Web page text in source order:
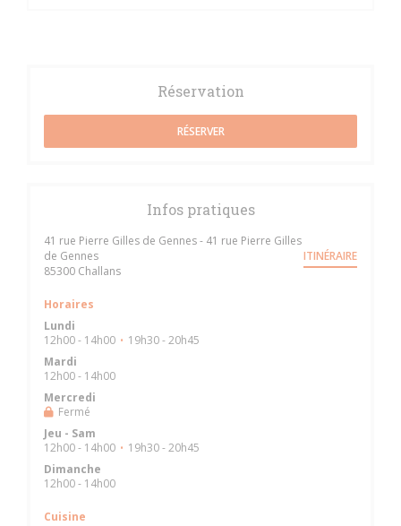
Réservation
RÉSERVER
Infos pratiques
41 rue Pierre Gilles de Gennes - 41 rue Pierre Gilles
de Gennes
85300 Challans((ouvre une nouvelle fenêtre))
ITINÉRAIRE
Horaires
Lundi
12h00 - 14h00 • 19h30 - 20h45
Mardi
12h00 - 14h00
Mercredi
Fermé
Jeu - Sam
12h00 - 14h00 • 19h30 - 20h45
Dimanche
12h00 - 14h00
Cuisine